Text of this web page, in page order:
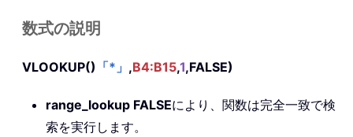
数式の説明
VLOOKUP() 「*」 ,B4:B15,1,FALSE)
range_lookup FALSEにより、関数は完全一致で検
索を実行します。